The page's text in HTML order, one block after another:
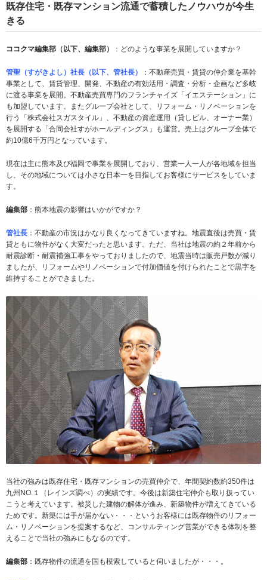
既存住宅・既存マンション流通で蓄積したノウハウが今生
きる
ココクマ編集部（以下、編集部） ：どのような事業を展開していますか？
管聖（すがきよし）社長（以下、管社長）
：不動産売買・賃貸の仲介業を基幹
事業として、賃貸管理、開発、不動産の有効活用・調査・分析・企画など多岐
に渡る事業を展開。不動産売買専門のフランチャイズ「イエステーション」に
も加盟しています。またグループ会社として、リフォーム・リノベーションを
行う「株式会社スガスタイル」、不動産の資産運用（貸しビル、オーナー業）
を展開する「合同会社すがホールディングス」も運営。売上はグループ全体で
約10億6千万円となっています。
現在は主に熊本及び福岡で事業を展開しており、営業一人一人が各地域を担当
し、その地域については小さな日本一を目指してお客様にサービスをしていま
す。
編集部 ：熊本地震の影響はいかがですか？
管社長 ：不動産の市況はかなり良くなってきていますね。地震直後は売買・賃
貸ともに物件がなく大変だったと思います。ただ、当社は地震の約２年前から
耐震診断・耐震補強工事をやっておりましたので、地震当時は販売戸数が減り
ましたが、リフォームやリノベーションで付加価値を付けられたことで黒字を
維持することができました。
当社の強みは既存住宅・既存マンションの売買仲介で、年間契約数約350件は
九州NO.１（レインズ調べ）の実績です。今後は新築住宅仲介も取り扱ってい
こうと考えています。被災した建物の解体が進み、新築物件が増えてきている
ためです。新築には手が届かない・・・というお客様には既存物件のリフォー
ム・リノベーションを提案するなど、コンサルティング営業ができる体制を整
えることで当社の強みにもなるのです。
編集部 ：既存物件の流通を国も模索していると伺いましたが・・・。